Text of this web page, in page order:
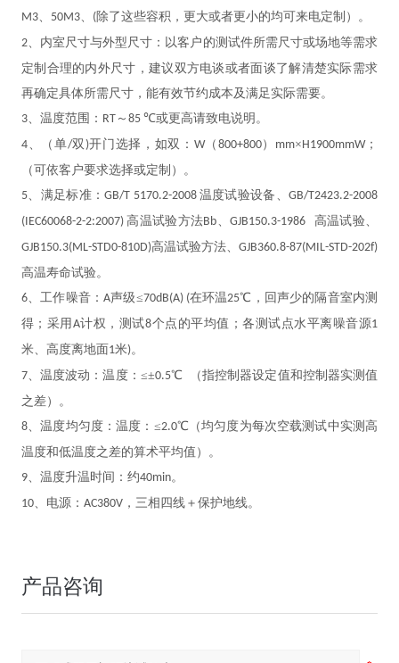
M3、 50M3、 (除了这些容积，更大或者更小的均可来电定制）。
2、内室尺寸与外型尺寸：以客户的测试件所需尺寸或场地等需求
定制合理的内外尺寸，建议双方电谈或者面谈了解清楚实际需求
再确定具体所需尺寸，能有效节约成本及满足实际需要。
3、温度范围： RT～ 85 ℃或更高请致电说明。
4、（单/双 )开门选择，如双： W（ 800+800） mm×H1900mmW；
（可依客户要求选择或定制）。
5、满足标准：GB/T 5170.2-2008 温度试验设备、GB/T2423.2-2008
(IEC60068-2-2:2007) 高温试验方法Bb、 GJB150.3-1986 高温试验、
GJB150.3(ML-STD0-810D)高温试验方法、GJB360.8-87(MIL-STD-202f)
高温寿命试验。
6、工作噪音：A声级≤70dB(A) (在环温25℃，回声少的隔音室内测
得；采用 A计权，测试8个点的平均值；各测试点水平离噪音源1
米、高度离地面1米)。
7、温度波动：温度：≤±0.5℃ （指控制器设定值和控制器实测值
之差）。
8、温度均匀度：温度：≤2.0℃（均匀度为每次空载测试中实测高
温度和低温度之差的算术平均值）。
9、温度升温时间：约40min。
10、电源： AC380V， 三相四线＋保护地线。
产品咨询